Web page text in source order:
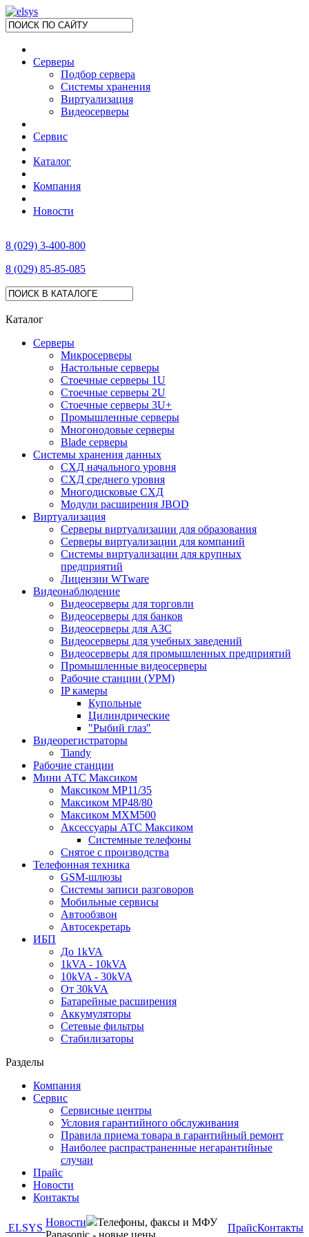
Серверы
Подбор сервера
Системы хранения
Виртуализация
Видеосерверы
Сервис
Каталог
Компания
Новости
8 (029) 3-400-800
8 (029) 85-85-085
Каталог
Серверы
Микросерверы
Настольные серверы
Стоечные серверы 1U
Стоечные серверы 2U
Стоечные серверы 3U+
Промышленные серверы
Многонодовые серверы
Blade серверы
Системы хранения данных
СХД начального уровня
СХД среднего уровня
Многодисковые СХД
Модули расширения JBOD
Виртуализация
Серверы виртуализации для образования
Серверы виртуализации для компаний
Системы виртуализации для крупных
предприятий
Лицензии WTware
Видеонаблюдение
Видеосерверы для торговли
Видеосерверы для банков
Видеосерверы для АЗС
Видеосерверы для учебных заведений
Видеосерверы для промышленных предприятий
Промышленные видеосерверы
Рабочие станции (УРМ)
IP камеры
Купольные
Цилиндрические
"Рыбий глаз"
Видеорегистраторы
Tiandy
Рабочие станции
Мини АТС Максиком
Максиком MP11/35
Максиком MP48/80
Максиком MXM500
Аксессуары АТС Максиком
Системные телефоны
Снятое с производства
Телефонная техника
GSM-шлюзы
Системы записи разговоров
Мобильные сервисы
Автообзвон
Автосекретарь
ИБП
До 1kVA
1kVA - 10kVA
10kVA - 30kVA
От 30kVA
Батарейные расширения
Аккумуляторы
Сетевые фильтры
Стабилизаторы
Разделы
Компания
Сервис
Сервисные центры
Условия гарантийного обслуживания
Правила приема товара в гарантийный ремонт
Наиболее распрастраненные негарантийные
случаи
Прайс
Новости
Контакты
ELSYS Новости
Телефоны, факсы и МФУ
Panasonic - новые цены
ПрайсКонтакты